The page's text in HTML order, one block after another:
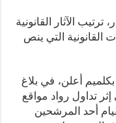
الآثار القانونية
القانونية التي ينص
أعلن، في بلاغ
تداول رواد مواقع
أحد المرشحين